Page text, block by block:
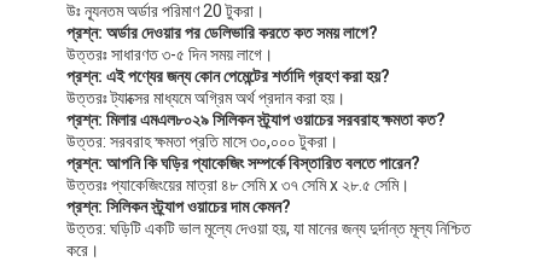
উঃ ন্যূনতম অর্ডার পরিমাণ 20 টুকরা।
প্রশ্ন: অর্ডার দেওয়ার পর ডেলিভারি করতে কত সময় লাগে?
উত্তরঃ সাধারণত ৩-৫ দিন সময় লাগে।
প্রশ্ন: এই পণ্যের জন্য কোন পেমেন্টের শর্তাদি গ্রহণ করা হয়?
উত্তরঃ ট্যাক্সের মাধ্যমে অগ্রিম অর্থ প্রদান করা হয়।
প্রশ্ন: মিলার এমএল৮০২৯ সিলিকন স্ট্র্যাপ ওয়াচের সরবরাহ ক্ষমতা কত?
উত্তর: সরবরাহ ক্ষমতা প্রতি মাসে ৩০,০০০ টুকরা।
প্রশ্ন: আপনি কি ঘড়ির প্যাকেজিং সম্পর্কে বিস্তারিত বলতে পারেন?
উত্তরঃ প্যাকেজিংয়ের মাত্রা ৪৮ সেমি x ৩৭ সেমি x ২৮.৫ সেমি।
প্রশ্ন: সিলিকন স্ট্র্যাপ ওয়াচের দাম কেমন?
উত্তর: ঘড়িটি একটি ভাল মূল্যে দেওয়া হয়, যা মানের জন্য দুর্দান্ত মূল্য নিশ্চিত
করে।